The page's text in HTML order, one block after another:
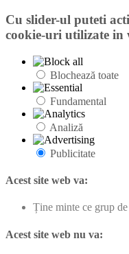
Cu slider-ul puteti
cookie-uri utilizate in
Blochează toate
Fundamental
Analiză
Publicitate
Acest site web va:
Ține minte ce grup
Acest site web nu va: